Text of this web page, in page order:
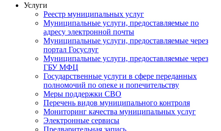
Услуги
Реестр муниципальных услуг
Муниципальные услуги, предоставляемые по
адресу электронной почты
Муниципальные услуги, предоставляемые через
портал Госуслуг
Муниципальные услуги, предоставляемые через
ГБУ МФЦ
Государственные услуги в сфере переданных
полномочий по опеке и попечительству
Меры поддержки СВО
Перечень видов муниципального контроля
Мониторинг качества муниципальных услуг
Электронные сервисы
Предварительная запись